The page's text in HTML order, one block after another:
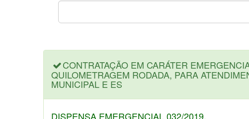
CONTRATAÇÃO EM CARÁTER
QUILOMETRAGEM RODADA, PARA
MUNICIPAL E ES
DISPENSA EMERGENCIAL 032/2019.